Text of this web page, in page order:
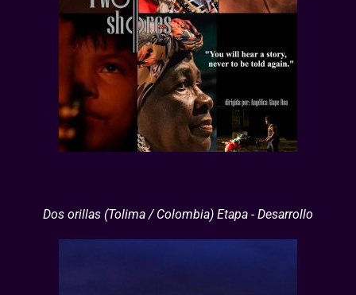
Dos orillas (Tolima / Colombia) Etapa - Desarrollo